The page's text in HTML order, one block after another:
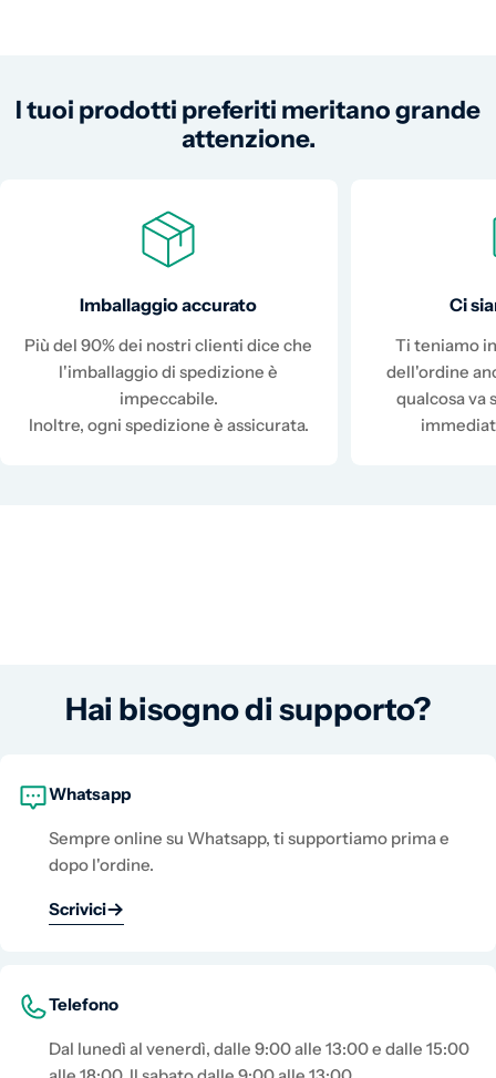
I tuoi prodotti preferiti meritano grande
attenzione.
Imballaggio accurato
Più del 90% dei nostri clienti dice che
l'imballaggio di spedizione è
impeccabile.
Inoltre, ogni spedizione è assicurata.
Ci
Ti teniamo
dell'ordine
qualcosa va
Hai bisogno di supporto?
Whatsapp
Sempre online su Whatsapp, ti supportiamo prima e
dopo l'ordine.
Scrivici
Telefono
Dal lunedì al venerdì, dalle 9:00 alle 13:00 e dalle 15:00